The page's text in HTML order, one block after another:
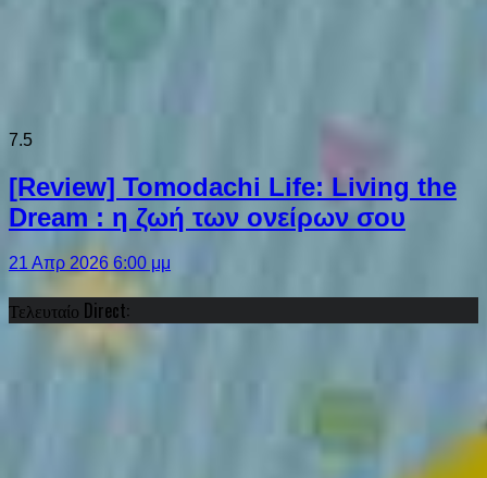
7.5
[Review] Tomodachi Life: Living the
Dream : η ζωή των ονείρων σου
21 Απρ 2026 6:00 μμ
Τελευταίο Direct: